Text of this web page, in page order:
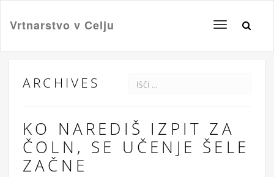
Toggle
Vrtnarstvo v Celju
ARCHIVES
KO NAREDIŠ IZPIT ZA
ČOLN, SE UČENJE ŠELE
ZAČNE